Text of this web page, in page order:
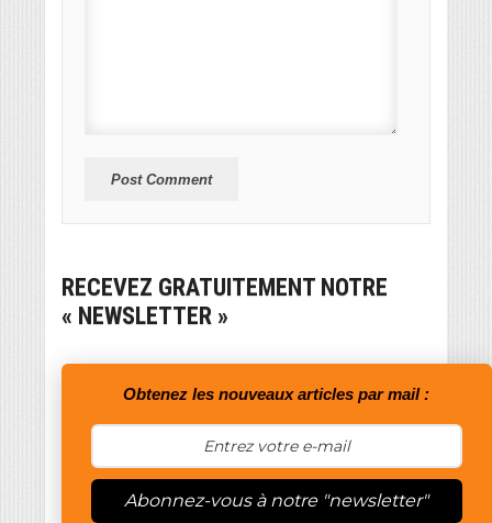
RECEVEZ GRATUITEMENT NOTRE
« NEWSLETTER »
Obtenez les nouveaux articles par mail :
Abonnez-vous à notre "newsletter"